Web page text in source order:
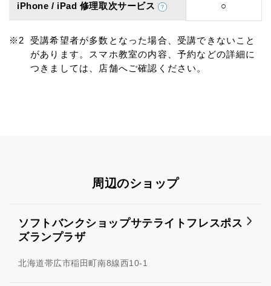
iPhone / iPad 修理取次サービス ○
受講希望者が多数となった場合、受講できないこと
があります。スマホ教室の内容、予約などの詳細に
つきましては、店舗へご確認ください。
周辺のショップ
ソフトバンクショップサテライトフレスポス
ズランプラザ
北海道帯広市稲田町南8線西10-1